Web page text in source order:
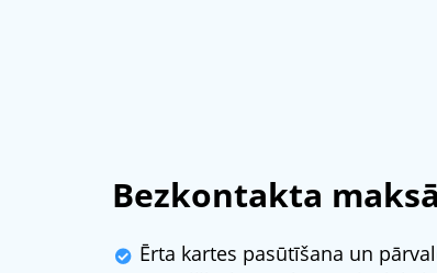
Bezkontakta
Ērta kartes pasūtīšana un